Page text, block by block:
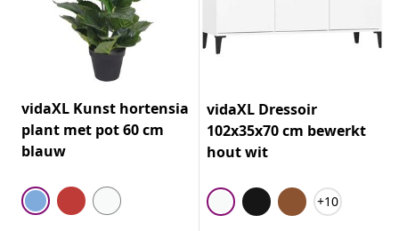
vidaXL Kunst hortensia
plant met pot 60 cm
blauw
vidaXL Dressoir
102x35x70 cm bewerkt
hout wit
+10